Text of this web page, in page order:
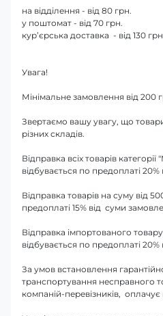
на відділення - від 80 грн.
у поштомат - від 70 грн.
кур’єрська доставка - від 130
Увага!
Мінімальне замовлення від 200
Звертаємо вашу увагу, що
різних складів.
Відправка всіх товарів категорії
відбувається по предоплаті
Відправка товарів на суму від
предоплаті 15% від суми
Відправка імпортованого
відбувається по предоплаті
За умов встановлення
транспортування несправного
компаній-перевізників, оплачує